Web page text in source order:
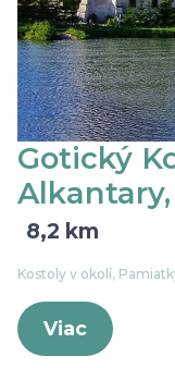
Gotický
8,2 km
Kostoly v okolí,
Viac